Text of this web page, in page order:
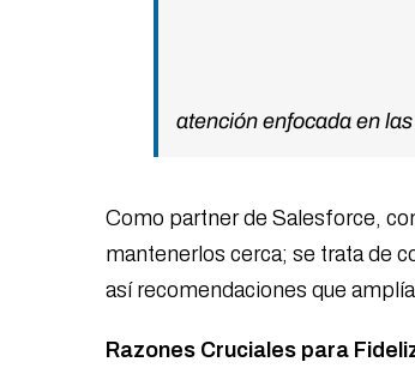
atención enfocada en
Como partner de Salesforce,
mantenerlos cerca; se trata de
así recomendaciones que
Razones Cruciales para